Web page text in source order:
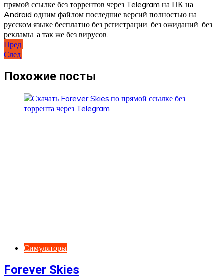
прямой ссылке без торрентов через Telegram на ПК на
Android одним файлом последние версий полностью на
русском языке бесплатно без регистрации, без ожиданий, без
рекламы, а так же без вирусов.
Навигация
по
записям
Пред.
След.
Похожие посты
Симуляторы
Forever Skies